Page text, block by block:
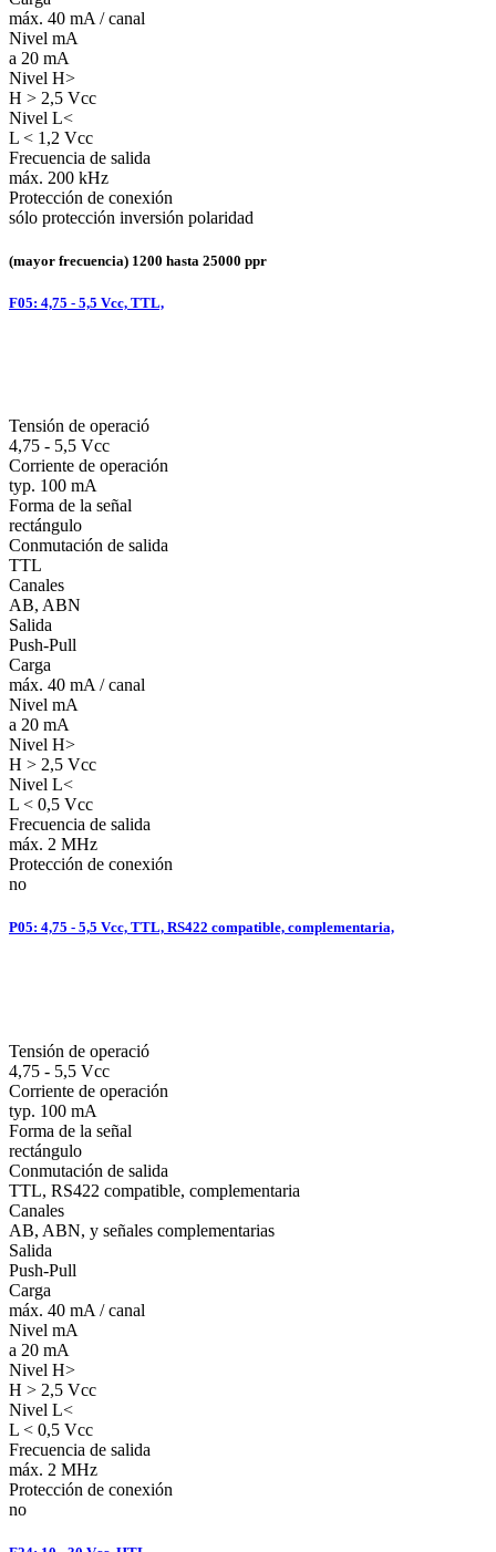
máx. 40 mA / canal
Nivel mA
a 20 mA
Nivel H>
H > 2,5 Vcc
Nivel L<
L < 1,2 Vcc
Frecuencia de salida
máx. 200 kHz
Protección de conexión
sólo protección inversión polaridad
(mayor frecuencia) 1200 hasta 25000 ppr
F05: 4,75 - 5,5 Vcc, TTL,
Tensión de operació
4,75 - 5,5 Vcc
Corriente de operación
typ. 100 mA
Forma de la señal
rectángulo
Conmutación de salida
TTL
Canales
AB, ABN
Salida
Push-Pull
Carga
máx. 40 mA / canal
Nivel mA
a 20 mA
Nivel H>
H > 2,5 Vcc
Nivel L<
L < 0,5 Vcc
Frecuencia de salida
máx. 2 MHz
Protección de conexión
no
P05: 4,75 - 5,5 Vcc, TTL, RS422 compatible, complementaria,
Tensión de operació
4,75 - 5,5 Vcc
Corriente de operación
typ. 100 mA
Forma de la señal
rectángulo
Conmutación de salida
TTL, RS422 compatible, complementaria
Canales
AB, ABN, y señales complementarias
Salida
Push-Pull
Carga
máx. 40 mA / canal
Nivel mA
a 20 mA
Nivel H>
H > 2,5 Vcc
Nivel L<
L < 0,5 Vcc
Frecuencia de salida
máx. 2 MHz
Protección de conexión
no